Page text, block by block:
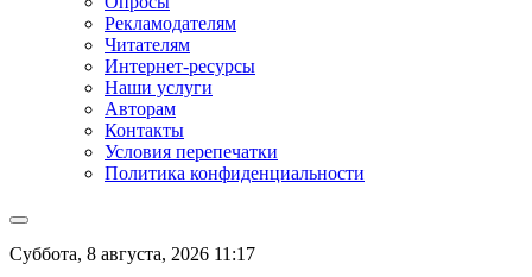
Рекламодателям
Читателям
Интернет-ресурсы
Наши услуги
Авторам
Контакты
Условия перепечатки
Политика конфиденциальности
Суббота, 8 августа, 2026 11:17